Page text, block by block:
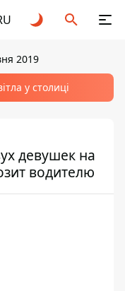
2019
у столиці
девушек на
водителю